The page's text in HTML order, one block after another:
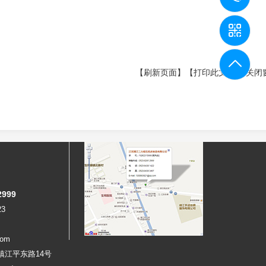
【刷新页面】 【打印此文】 【关
江平东路14号